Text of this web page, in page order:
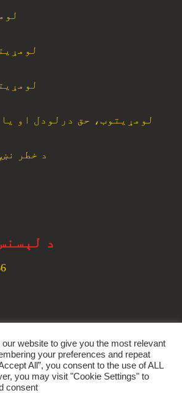
لومړیتوب، حق درلودل او
د خطر
د
زموږ
Facebook
Tumblr
website to give you the most relevant
your preferences and repeat
All”, you consent to the use of ALL
you may visit "Cookie Settings" to
consent.